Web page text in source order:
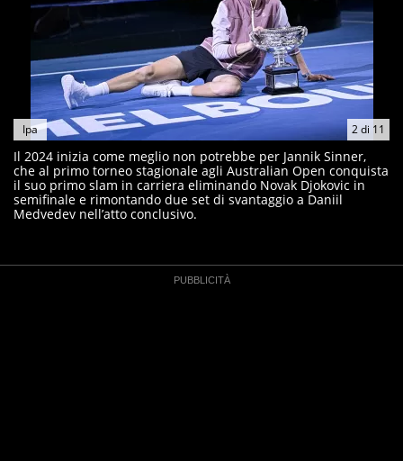
2di 11
Ipa
Il 2024 inizia come meglio non potrebbe per Jannik Sinner,
che al primo torneo stagionale agli Australian Open conquista
il suo primo slam in carriera eliminando Novak Djokovic in
semifinale e rimontando due set di svantaggio a Daniil
Medvedev nell’atto conclusivo.